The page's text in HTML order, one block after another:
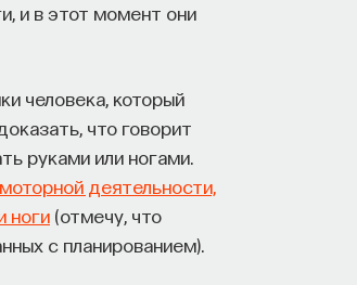
и в этот момент они
человека, который
что говорит
руками или ногами.
деятельности,
ноги (отмечу, что
с планированием).